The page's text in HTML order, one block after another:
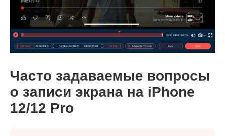
Часто задаваемые вопросы
о записи экрана на iPhone
12/12 Pro